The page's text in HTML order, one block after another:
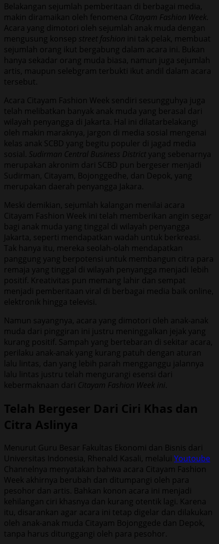
Belakangan sejumlah pemberitaan di berbagai media,
makin diramaikan oleh fenomena Citayam Fashion Week.
Acara yang dimotori oleh sejumlah anak muda dengan
mengusung konsep street fashion ini tak pelak, membuat
sejumlah orang ikut bergabung dalam acara ini. Bukan
hanya sekadar orang muda biasa, namun juga sejumlah
artis, maupun selebgram terbukti ikut andil dalam acara
tersebut.
Acara Citayam Fashion Week sendiri sesungguhya juga
telah melibatkan banyak anak muda yang berasal dari
wilayah penyangga di Jakarta. Hal ini dilatarbelakangi
oleh makin maraknya, jargon di media sosial mengenai
kelas anak SCBD yang begitu populer di jagad media
sosial. Sudirman Central Business District yang sebenarnya
merupakan akronim dari SCBD pun bergeser menjadi
Sudirman, Citayam, Bojonggedhe, dan Depok, yang
merupakan daerah penyangga Jakara.
Meski demikian, sejumlah kalangan menilai acara
Citayam Fashion Week ini telah memberikan angin segar
bagi anak muda yang tinggal di wilayah penyangga
Jakarta, seperti mendapatkan wadah untuk berkreasi.
Tak hanya itu, mereka seolah-olah mendapatkan
panggung yang berpotensi untuk membangun citra para
remaja yang tinggal di wilayah penyangga menjadi lebih
positif. Kreativitas pun memang lahir dan sempat
menjadi pemberitaan viral di berbagai media baik online,
elektronik hingga televisi.
Namun sayangnya, acara yang dimotori oleh anak-anak
muda dari pinggiran ini justru meninggalkan jejak yang
kurang positif. Sampah yang bertebaran di sekitar acara,
perilaku anak-anak yang kurang patuh dengan aturan
lalu lintas, dan yang lebih parah mengganggu jalannya
lalu lintas justru telah mengurangi esensi dari
kebermaknaan dari Citayam Fashion Week ini.
Telah Bergeser Dari Ciri Khas dan
Citra Aslinya
Menurut Guru Besar Fakultas Ekonomi dan Bisnis dari
Universitas Indonesia, Rhenald Kasali, melalui Youtoube
Channelnya menyatakan bahwa acara Citayam Fashion
Week akhirnya berubah dan ditumpangi oleh para
pesohor dan artis. Bahkan konon acara ini menjadi
kehilangan ciri khasnya dan kurang otentik lagi. Karena
itu, disarankan agar acara ini tetap digelar dan dilakukan
oleh anak-anak muda Citayam Bojonggede dan Depok,
tanpa harus ditunggangi oleh para pesohor.